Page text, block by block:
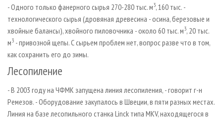
- Одного только фанерного сырья 270-280 тыс. м3, 160 тыс. -
технологического сырья (дровяная древесина - осина, березовые и
хвойные балансы), хвойного пиловочника - около 60 тыс. м3, 20 тыс.
м3 - привозной щепы. С сырьем проблем нет, вопрос разве что в том,
как сохранить его до зимы.
Лесопиление
- В 2003 году на ЧФМК запущена линия лесопиления, - говорит г-н
Ремезов. - Оборудование закупалось в Швеции, в пяти разных местах.
Линия на базе лесопильного станка Linck типа MKV, находящегося в